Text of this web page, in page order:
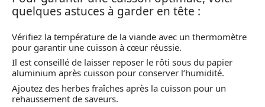
quelques astuces à garder en tête :
Vérifiez la température de la viande avec un thermomètre
pour garantir une cuisson à cœur réussie.
Il est conseillé de laisser reposer le rôti sous du papier
aluminium après cuisson pour conserver l’humidité.
Ajoutez des herbes fraîches après la cuisson pour un
rehaussement de saveurs.